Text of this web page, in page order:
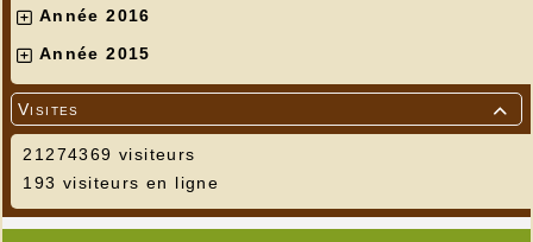
Année 2016
Année 2015

Visites
21274369 visiteurs
193 visiteurs en ligne